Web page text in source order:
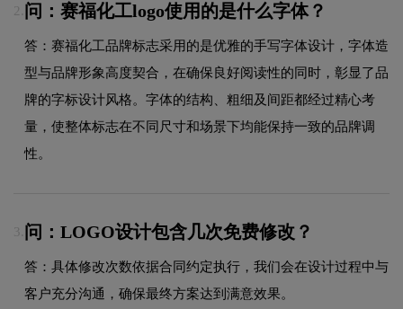
2. 问：赛福化工logo使用的是什么字体？
答：赛福化工品牌标志采用的是优雅的手写字体设计，字体造
型与品牌形象高度契合，在确保良好阅读性的同时，彰显了品
牌的字标设计风格。字体的结构、粗细及间距都经过精心考
量，使整体标志在不同尺寸和场景下均能保持一致的品牌调
性。
3. 问：LOGO设计包含几次免费修改？
答：具体修改次数依据合同约定执行，我们会在设计过程中与
客户充分沟通，确保最终方案达到满意效果。